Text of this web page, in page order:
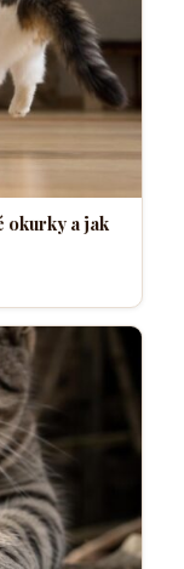
okurky a jak